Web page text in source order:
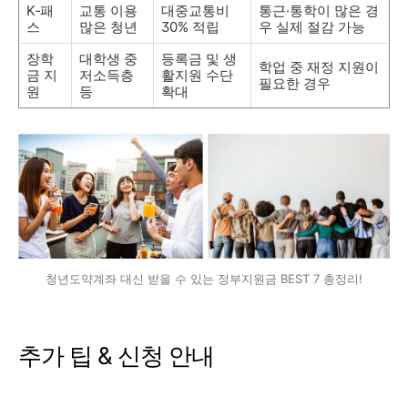
K‑패
스
교통 이용
많은 청년
대중교통비
30% 적립
통근·통학이 많은 경
우 실제 절감 가능
장학
금 지
원
대학생 중
저소득층
등
등록금 및 생
활지원 수단
확대
학업 중 재정 지원이
필요한 경우
청년도약계좌 대신 받을 수 있는 정부지원금 BEST 7 총정리!
추가 팁 & 신청 안내